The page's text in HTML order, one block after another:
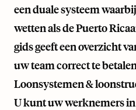
een duale systeem
wetten als de Puerto
gids geeft een overzicht
uw team correct te
Loonsystemen &
U kunt uw werknemers